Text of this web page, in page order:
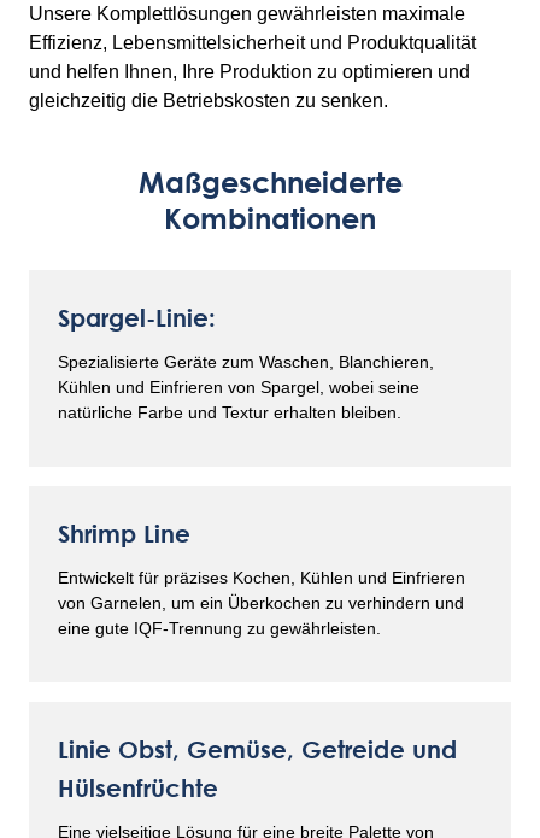
Unsere Komplettlösungen gewährleisten maximale
Effizienz, Lebensmittelsicherheit und Produktqualität
und helfen Ihnen, Ihre Produktion zu optimieren und
gleichzeitig die Betriebskosten zu senken.
Maßgeschneiderte
Kombinationen
Spargel-Linie:
Spezialisierte Geräte zum Waschen, Blanchieren,
Kühlen und Einfrieren von Spargel, wobei seine
natürliche Farbe und Textur erhalten bleiben.
Shrimp Line
Entwickelt für präzises Kochen, Kühlen und Einfrieren
von Garnelen, um ein Überkochen zu verhindern und
eine gute IQF-Trennung zu gewährleisten.
Linie Obst, Gemüse, Getreide und
Hülsenfrüchte
Eine vielseitige Lösung für eine breite Palette von